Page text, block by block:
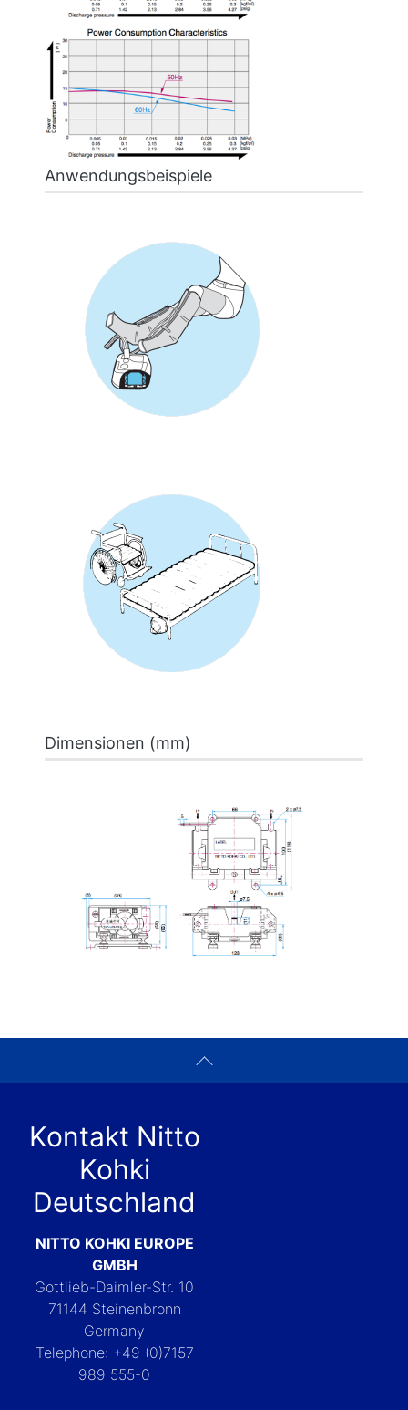
Anwendungsbeispiele
Dimensionen (mm)
Kontakt Nitto
Kohki
Deutschland
NITTO KOHKI EUROPE
GMBH
Gottlieb-Daimler-Str. 10
71144 Steinenbronn
Germany
Telephone: +49 (0)7157
989 555-0